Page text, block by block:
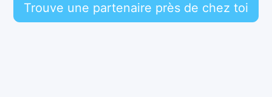
Trouve une partenaire près de chez toi